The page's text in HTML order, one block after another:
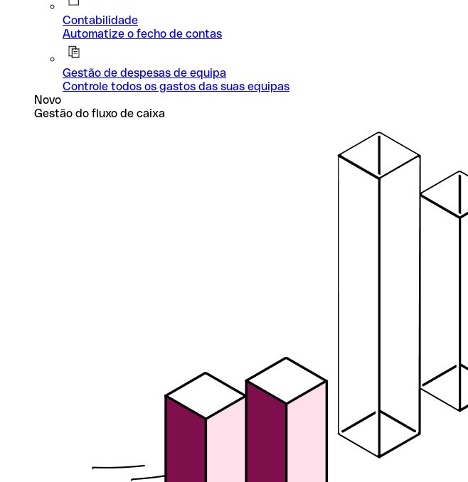
Contabilidade
Automatize o fecho de contas
Gestão de despesas de equipa
Controle todos os gastos das suas equipas
Novo
Gestão do fluxo de caixa